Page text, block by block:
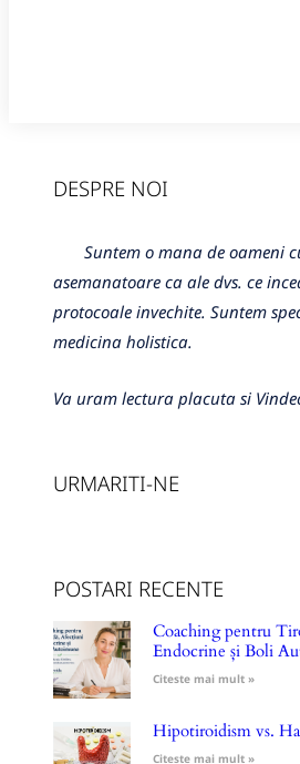
DESPRE NOI
Suntem o mana de oameni
asemanatoare ca ale dvs. ce
protocoale invechite. Suntem
medicina holistica.
Va uram lectura placuta si
URMARITI-NE
POSTARI RECENTE
Coaching pentru
Endocrine și Boli
Citeste mai mult »
Hipotiroidism vs.
Citeste mai mult »